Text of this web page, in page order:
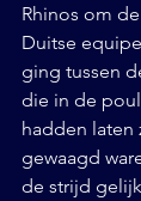
Rhinos om
Duitse
ging tussen
die in de
hadden laten
gewaagd
de strijd